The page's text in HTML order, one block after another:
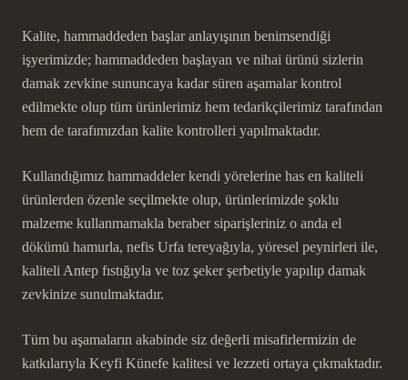
Kalite, hammaddeden başlar anlayışının benimsendiği
işyerimizde; hammaddeden başlayan ve nihai ürünü sizlerin
damak zevkine sununcaya kadar süren aşamalar kontrol
edilmekte olup tüm ürünlerimiz hem tedarikçilerimiz tarafından
hem de tarafımızdan kalite kontrolleri yapılmaktadır.
Kullandığımız hammaddeler kendi yörelerine has en kaliteli
ürünlerden özenle seçilmekte olup, ürünlerimizde şoklu
malzeme kullanmamakla beraber siparişleriniz o anda el
dökümü hamurla, nefis Urfa tereyağıyla, yöresel peynirleri ile,
kaliteli Antep fıstığıyla ve toz şeker şerbetiyle yapılıp damak
zevkinize sunulmaktadır.
Tüm bu aşamaların akabinde siz değerli misafirlermizin de
katkılarıyla Keyfi Künefe kalitesi ve lezzeti ortaya çıkmaktadır.